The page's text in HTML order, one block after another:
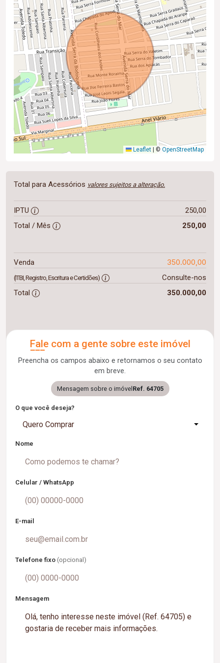
Leaflet © OpenStreetMap
Total para Acessórios valores sujeitos a alteração.
IPTU
250,00
Total / Mês
250,00
Venda 350.000,00
(ITBI, Registro, Escritura e Certidões)
Consulte-nos
Total
350.000,00
Fale com a gente sobre este imóvel
Preencha os campos abaixo e retornamos o seu contato
em breve.
Mensagem sobre o imóvel Ref. 64705
O que você deseja?
Quero Comprar
Nome
Celular / WhatsApp
E-mail
Telefone fixo (opcional)
Mensagem